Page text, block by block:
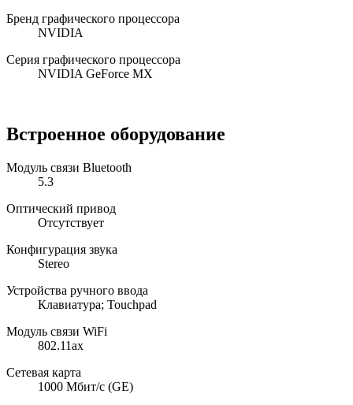
Бренд графического процессора
NVIDIA
Серия графического процессора
NVIDIA GeForce MX
Встроенное оборудование
Модуль связи Bluetooth
5.3
Оптический привод
Отсутствует
Конфигурация звука
Stereo
Устройства ручного ввода
Клавиатура; Touchpad
Модуль связи WiFi
802.11ax
Сетевая карта
1000 Мбит/с (GE)